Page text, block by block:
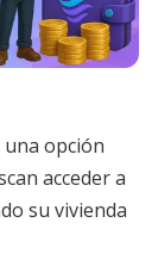
opción
acceder a
su vivienda